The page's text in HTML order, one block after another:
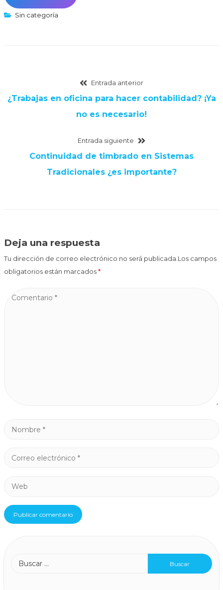
Sin categoría
Entrada anterior
¿Trabajas en oficina para hacer contabilidad? ¡Ya
no es necesario!
Entrada siguiente
Continuidad de timbrado en Sistemas
Tradicionales ¿es importante?
Deja una respuesta
Tu dirección de correo electrónico no será publicada.Los campos
obligatorios están marcados*